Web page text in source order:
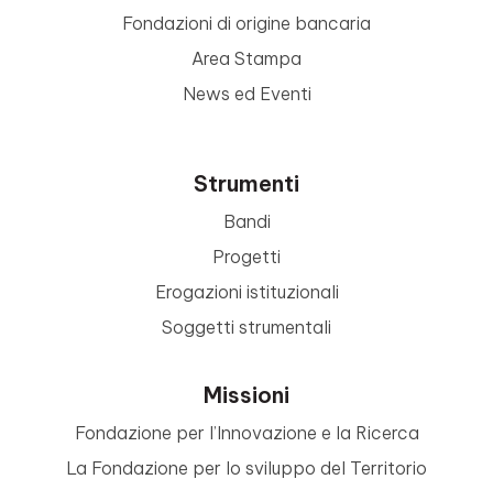
Fondazioni di origine bancaria
Area Stampa
News ed Eventi
Strumenti
Bandi
Progetti
Erogazioni istituzionali
Soggetti strumentali
Missioni
Fondazione per l’Innovazione e la Ricerca
La Fondazione per lo sviluppo del Territorio